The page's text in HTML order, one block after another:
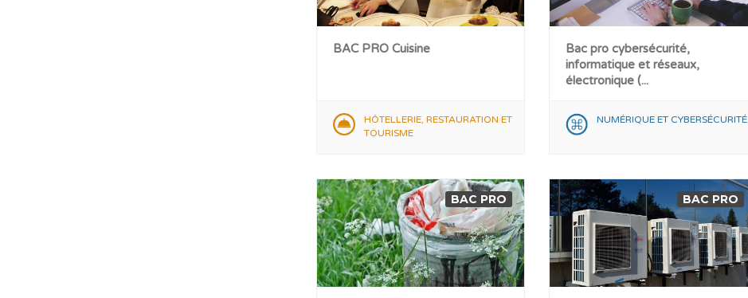
BAC PRO Cuisine
HÔTELLERIE, RESTAURATION ET
TOURISME
Bac pro cybersécurité,
informatique et réseaux,
électronique (...
NUMÉRIQUE ET CYBERSÉCURITÉ
BAC PRO BAC PRO